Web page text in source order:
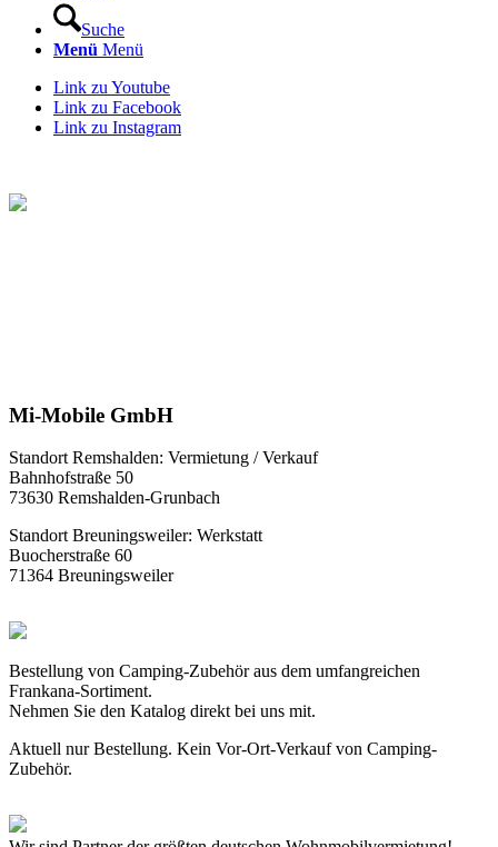
Suche
Menü Menü
Link zu Youtube
Link zu Facebook
Link zu Instagram
Mi-Mobile GmbH
Standort Remshalden: Vermietung / Verkauf
Bahnhofstraße 50
73630 Remshalden-Grunbach
Standort Breuningsweiler: Werkstatt
Buocherstraße 60
71364 Breuningsweiler
Bestellung von Camping-Zubehör aus dem umfangreichen
Frankana-Sortiment.
Nehmen Sie den Katalog direkt bei uns mit.
Aktuell nur Bestellung. Kein Vor-Ort-Verkauf von Camping-
Zubehör.